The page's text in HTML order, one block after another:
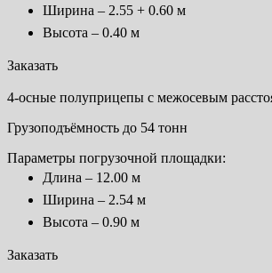
Ширина – 2.55 + 0.60 м
Высота – 0.40 м
Заказать
4-осные полуприцепы с межосевым
Грузоподъёмность до 54 тонн
Параметры погрузочной площадки:
Длина – 12.00 м
Ширина – 2.54 м
Высота – 0.90 м
Заказать